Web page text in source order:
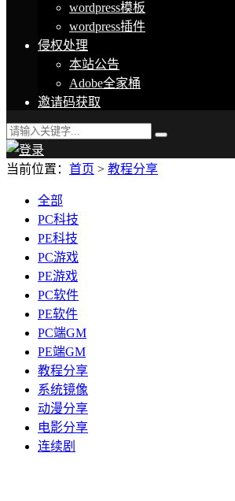
wordpress模板
wordpress插件
侵权处理
本站公告
Adobe全家桶
邀请码获取
当前位置： 首页 > 教程分享
全部
PC科技
PE科技
PC游戏
PE游戏
PC软件
PE软件
PC端GM
PE端GM
教程分享
系统镜像
动漫分享
电影分享
连续剧